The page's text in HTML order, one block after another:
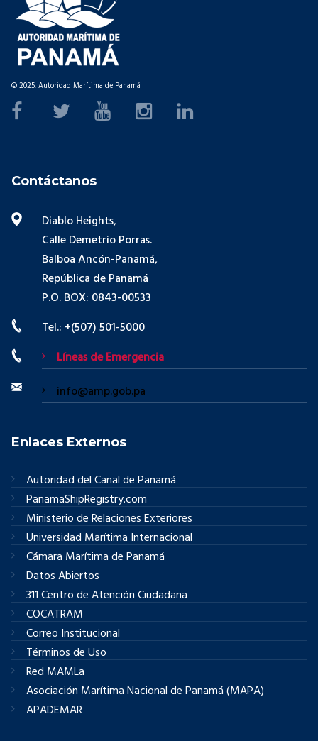
© 2025. Autoridad Marítima de Panamá
Contáctanos
Diablo Heights,
Calle Demetrio Porras.
Balboa Ancón-Panamá,
República de Panamá
P.O. BOX: 0843-00533
Tel.: +(507) 501-5000
Líneas de Emergencia
info@amp.gob.pa
Enlaces Externos
Autoridad del Canal de Panamá
PanamaShipRegistry.com
Ministerio de Relaciones Exteriores
Universidad Marítima Internacional
Cámara Marítima de Panamá
Datos Abiertos
311 Centro de Atención Ciudadana
COCATRAM
Correo Institucional
Términos de Uso
Red MAMLa
Asociación Marítima Nacional de Panamá (MAPA)
APADEMAR